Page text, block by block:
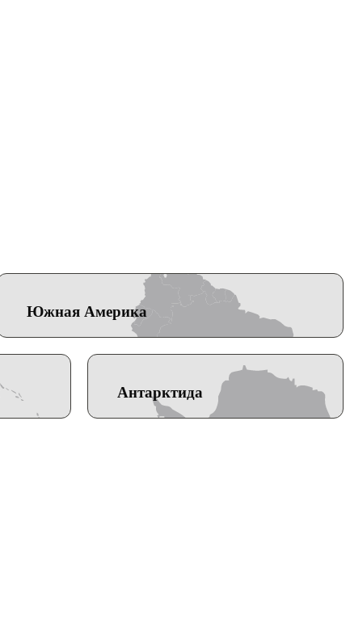
Южная Америка
Антарктида